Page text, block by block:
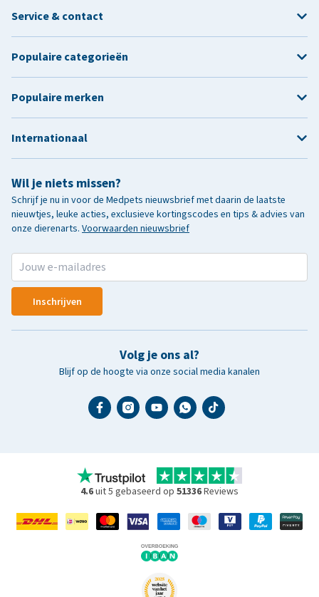
Wil je niets missen?
Schrijf je nu in voor de Medpets nieuwsbrief met daarin de laatste
nieuwtjes, leuke acties, exclusieve kortingscodes en tips & advies van
onze dierenarts. Voorwaarden nieuwsbrief
Inschrijven
Volg je ons al?
Blijf op de hoogte via onze social media kanalen
Service & contact
Populaire categorieën
Populaire merken
Internationaal
4.6uit 5 gebaseerd op 51336Reviews